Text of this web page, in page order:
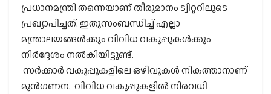
പ്രധാനമന്ത്രി തന്നെയാണ് തീരുമാനം ട്വിറ്ററിലൂടെ
പ്രഖ്യാപിച്ചത്. ഇതുസംബന്ധിച്ച് എല്ലാ
മന്ത്രാലയങ്ങള്‍ക്കും വിവിധ വകുപ്പുകള്‍ക്കും
നിര്‍ദ്ദേശം നല്‍കിയിട്ടുണ്ട്.
സര്‍ക്കാര്‍ വകുപ്പുകളിലെ ഒഴിവുകള്‍ നികത്താനാണ്
മുന്‍ഗണന. വിവിധ വകുപ്പുകളില്‍ നിരവധി